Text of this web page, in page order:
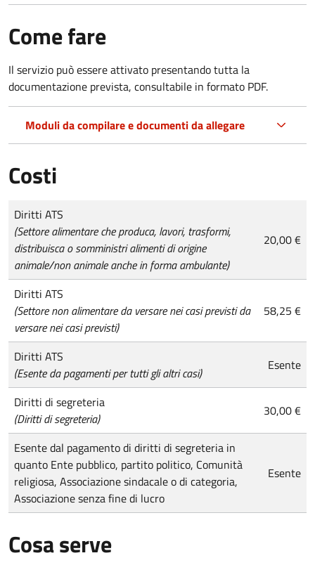
Come fare
Il servizio può essere attivato presentando tutta la
documentazione prevista, consultabile in formato PDF.
Moduli da compilare e documenti da allegare
Costi
Tipo di pagamento
Importo
Diritti ATS
(Settore alimentare che produca, lavori, trasformi,
distribuisca o somministri alimenti di origine
animale/non animale anche in forma ambulante)
20,00 €
Diritti ATS
(Settore non alimentare da versare nei casi previsti da
versare nei casi previsti)
58,25 €
Diritti ATS
(Esente da pagamenti per tutti gli altri casi)
Esente
Diritti di segreteria
(Diritti di segreteria)
30,00 €
Esente dal pagamento di diritti di segreteria in
quanto Ente pubblico, partito politico, Comunità
religiosa, Associazione sindacale o di categoria,
Associazione senza fine di lucro
Esente
Cosa serve